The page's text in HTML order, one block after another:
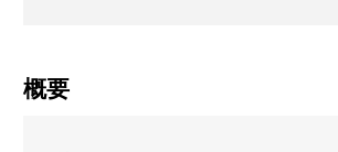
概要